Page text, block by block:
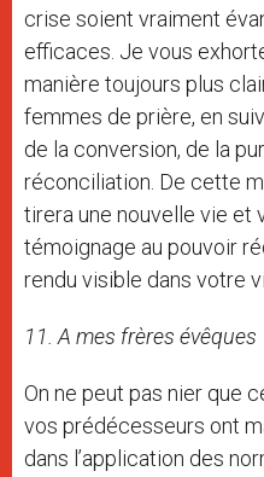
crise soient vraiment
efficaces. Je vous
manière toujours plus
femmes de prière, en
de la conversion, de la
réconciliation. De cette
tirera une nouvelle vie et
témoignage au pouvoir
rendu visible dans votre
11. A mes frères évêques
On ne peut pas nier que
vos prédécesseurs ont
dans l’application des